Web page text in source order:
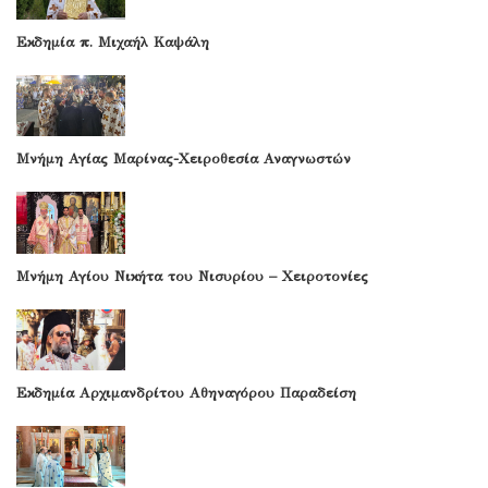
Εκδημία π. Μιχαήλ Καψάλη
Μνήμη Αγίας Μαρίνας-Χειροθεσία Αναγνωστών
Μνήμη Αγίου Νικήτα του Νισυρίου – Χειροτονίες
Εκδημία Αρχιμανδρίτου Αθηναγόρου Παραδείση